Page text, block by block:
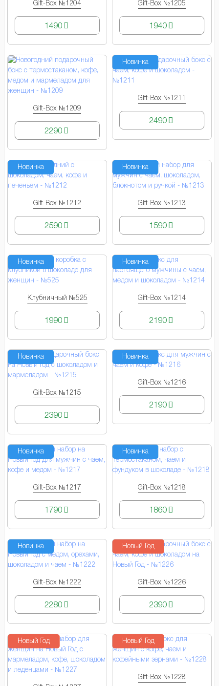
Gift-Box №1204
КУПИТЬ
1490
Gift-Box №1205
КУПИТЬ
1940
Gift-Box №1209
КУПИТЬ
2290
Новинка
Gift-Box №1211
КУПИТЬ
2490
Новинка
Gift-Box №1212
КУПИТЬ
2590
Новинка
Gift-Box №1213
КУПИТЬ
1590
Новинка
Клубничный №525
КУПИТЬ
1990
Новинка
Gift-Box №1214
КУПИТЬ
2190
Новинка
Gift-Box №1215
КУПИТЬ
2390
Новинка
Gift-Box №1216
КУПИТЬ
2190
Новинка
Gift-Box №1217
КУПИТЬ
1790
Новинка
Gift-Box №1218
КУПИТЬ
1860
Новинка
Gift-Box №1222
КУПИТЬ
2280
Новый Год
Gift-Box №1226
КУПИТЬ
2390
Новый Год Новый Год
Gift-Box №1228
КУПИТЬ